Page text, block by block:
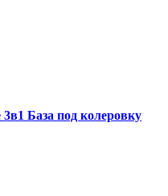
База под колеровку